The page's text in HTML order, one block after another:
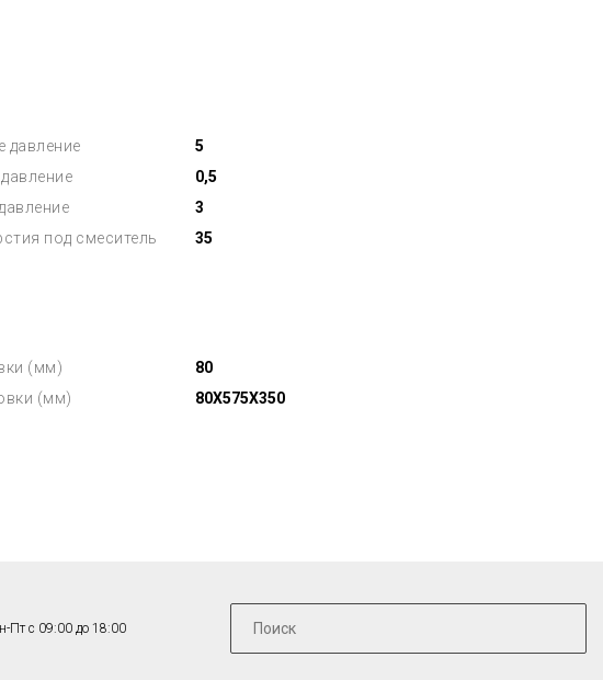
давление
5
0,5
3
под смеситель
35
(мм)
80
(мм)
80X575X350
Пт с 09:00 до 18:00